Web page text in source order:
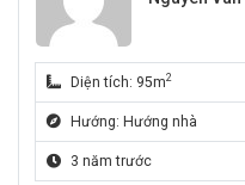
Diện tích: 95m2
Hướng: Hướng nhà
3 năm trước